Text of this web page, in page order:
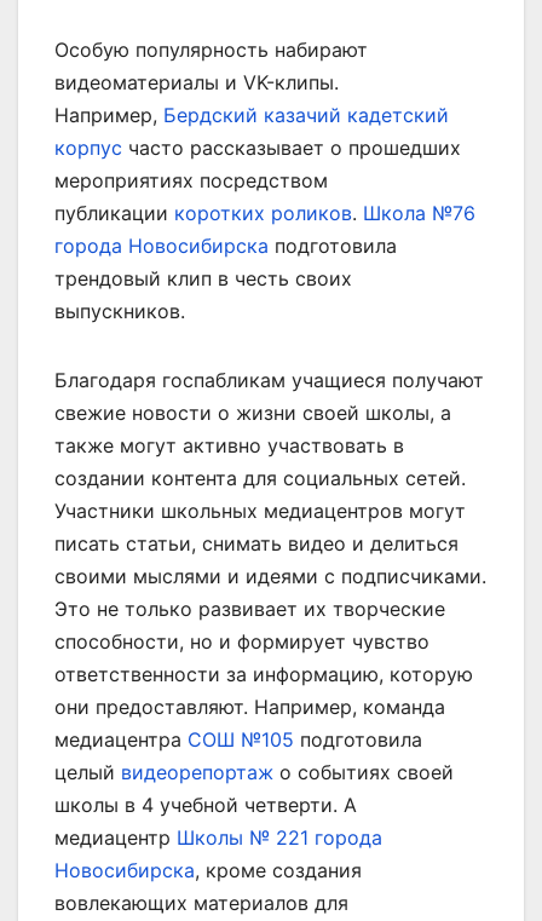
Особую популярность набирают
видеоматериалы и VK-клипы.
Например, Бердский казачий кадетский
корпус часто рассказывает о прошедших
мероприятиях посредством
публикации коротких роликов. Школа №76
города Новосибирска подготовила
трендовый клип в честь своих
выпускников.
Благодаря госпабликам учащиеся получают
свежие новости о жизни своей школы, а
также могут активно участвовать в
создании контента для социальных сетей.
Участники школьных медиацентров могут
писать статьи, снимать видео и делиться
своими мыслями и идеями с подписчиками.
Это не только развивает их творческие
способности, но и формирует чувство
ответственности за информацию, которую
они предоставляют. Например, команда
медиацентра СОШ №105 подготовила
целый видеорепортаж о событиях своей
школы в 4 учебной четверти. А
медиацентр Школы № 221 города
Новосибирска, кроме создания
вовлекающих материалов для